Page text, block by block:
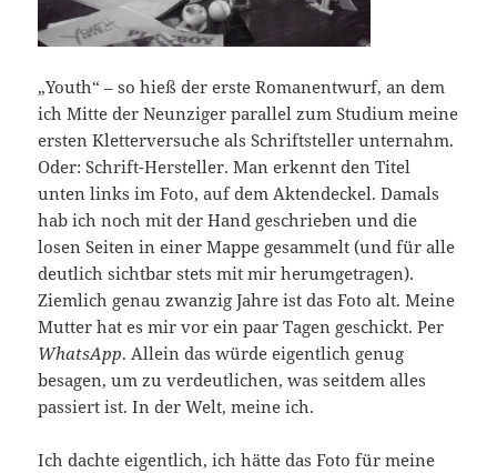
„Youth“ – so hieß der erste Romanentwurf, an dem
ich Mitte der Neunziger parallel zum Studium meine
ersten Kletterversuche als Schriftsteller unternahm.
Oder: Schrift-Hersteller. Man erkennt den Titel
unten links im Foto, auf dem Aktendeckel. Damals
hab ich noch mit der Hand geschrieben und die
losen Seiten in einer Mappe gesammelt (und für alle
deutlich sichtbar stets mit mir herumgetragen).
Ziemlich genau zwanzig Jahre ist das Foto alt. Meine
Mutter hat es mir vor ein paar Tagen geschickt. Per
WhatsApp. Allein das würde eigentlich genug
besagen, um zu verdeutlichen, was seitdem alles
passiert ist. In der Welt, meine ich.
Ich dachte eigentlich, ich hätte das Foto für meine